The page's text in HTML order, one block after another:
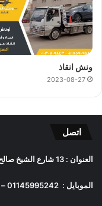
ونش انقاذ
2023-08-27
اتصل
العنوان : 13 شارع الشيخ صالح موسي – الدقي – الجيزة – مصر
الموبايل : 01145995242
–